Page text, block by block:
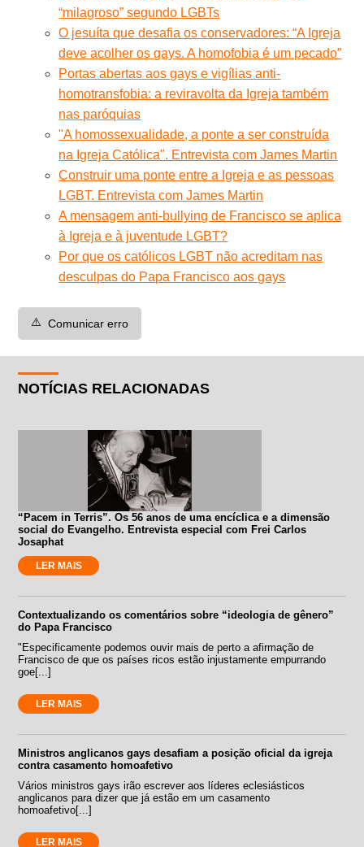
“milagroso” segundo LGBTs
O jesuíta que desafia os conservadores: “A Igreja
deve acolher os gays. A homofobia é um pecado”
Portas abertas aos gays e vigílias anti-
homotransfobia: a reviravolta da Igreja também
nas paróquias
"A homossexualidade, a ponte a ser construída
na Igreja Católica". Entrevista com James Martin
Construir uma ponte entre a Igreja e as pessoas
LGBT. Entrevista com James Martin
A mensagem anti-bullying de Francisco se aplica
à Igreja e à juventude LGBT?
Por que os católicos LGBT não acreditam nas
desculpas do Papa Francisco aos gays
⚠️ Comunicar erro
NOTÍCIAS RELACIONADAS
“Pacem in Terris”. Os 56 anos de uma encíclica e a dimensão
social do Evangelho. Entrevista especial com Frei Carlos
Josaphat
LER MAIS
Contextualizando os comentários sobre “ideologia de gênero”
do Papa Francisco
"Especificamente podemos ouvir mais de perto a afirmação de
Francisco de que os países ricos estão injustamente empurrando
goe[...]
LER MAIS
Ministros anglicanos gays desafiam a posição oficial da igreja
contra casamento homoafetivo
Vários ministros gays irão escrever aos líderes eclesiásticos
anglicanos para dizer que já estão em um casamento
homoafetivo[...]
LER MAIS